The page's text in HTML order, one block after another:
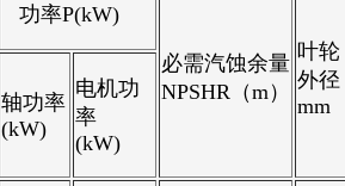
功率P(kW)
必需汽蚀余量
NPSHR（m）
叶轮
外径
mm
轴功率
(kW)
电机功
率
(kW)